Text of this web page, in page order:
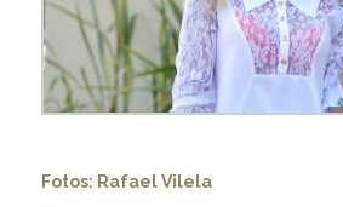
Fotos: Rafael Vilela